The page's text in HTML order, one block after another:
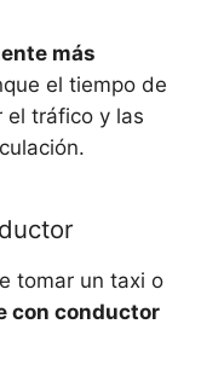
más
el tiempo de
el tráfico y las
tomar un taxi o
con conductor